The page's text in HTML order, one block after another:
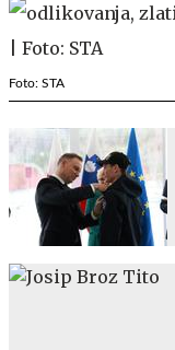
Foto: STA